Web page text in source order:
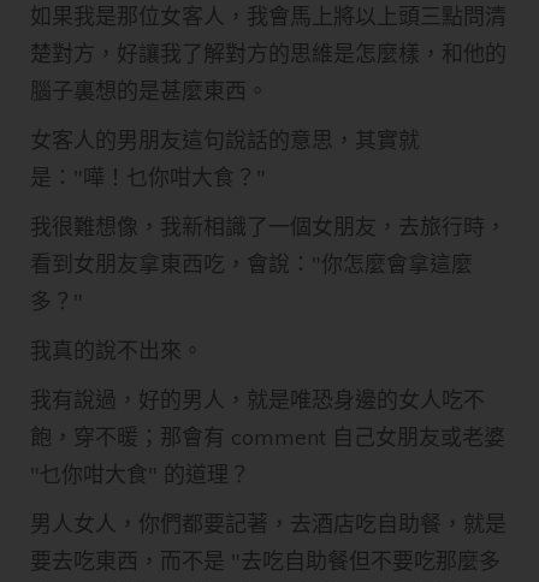
如果我是那位女客人，我會馬上將以上頭三點問清
楚對方，好讓我了解對方的思維是怎麼樣，和他的
腦子裏想的是甚麼東西。
女客人的男朋友這句說話的意思，其實就
是："嘩！乜你咁大食？"
我很難想像，我新相識了一個女朋友，去旅行時，
看到女朋友拿東西吃，會說："你怎麼會拿這麼
多？"
我真的說不出來。
我有說過，好的男人，就是唯恐身邊的女人吃不
飽，穿不暖；那會有 comment 自己女朋友或老婆
"乜你咁大食" 的道理？
男人女人，你們都要記著，去酒店吃自助餐，就是
要去吃東西，而不是 "去吃自助餐但不要吃那麼多